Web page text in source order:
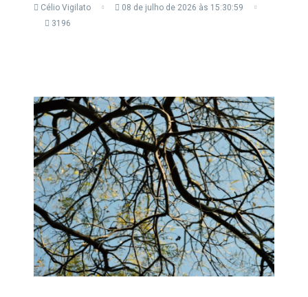
Célio Vigilato
08 de julho de 2026 às 15:30:59
3196